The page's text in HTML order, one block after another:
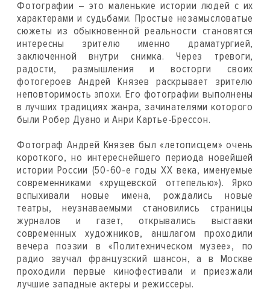
Фотографии – это маленькие истории людей с их
характерами и судьбами. Простые незамысловатые
сюжеты из обыкновенной реальности становятся
интересны зрителю именно драматургией,
заключенной внутри снимка. Через тревоги,
радости, размышления и восторги своих
фотогероев Андрей Князев раскрывает зрителю
неповторимость эпохи. Его фотографии выполнены
в лучших традициях жанра, зачинателями которого
были Робер Дуано и Анри Картье-Брессон.
Фотограф Андрей Князев был «летописцем» очень
короткого, но интереснейшего периода новейшей
истории России (50-60-е годы ХХ века, именуемые
современниками «хрущевской оттепелью»). Ярко
вспыхивали новые имена, рождались новые
театры, неузнаваемыми становились страницы
журналов и газет, открывались выставки
современных художников, аншлагом проходили
вечера поэзии в «Политехническом музее», по
радио звучал французский шансон, а в Москве
проходили первые кинофестивали и приезжали
лучшие западные актеры и режиссеры.